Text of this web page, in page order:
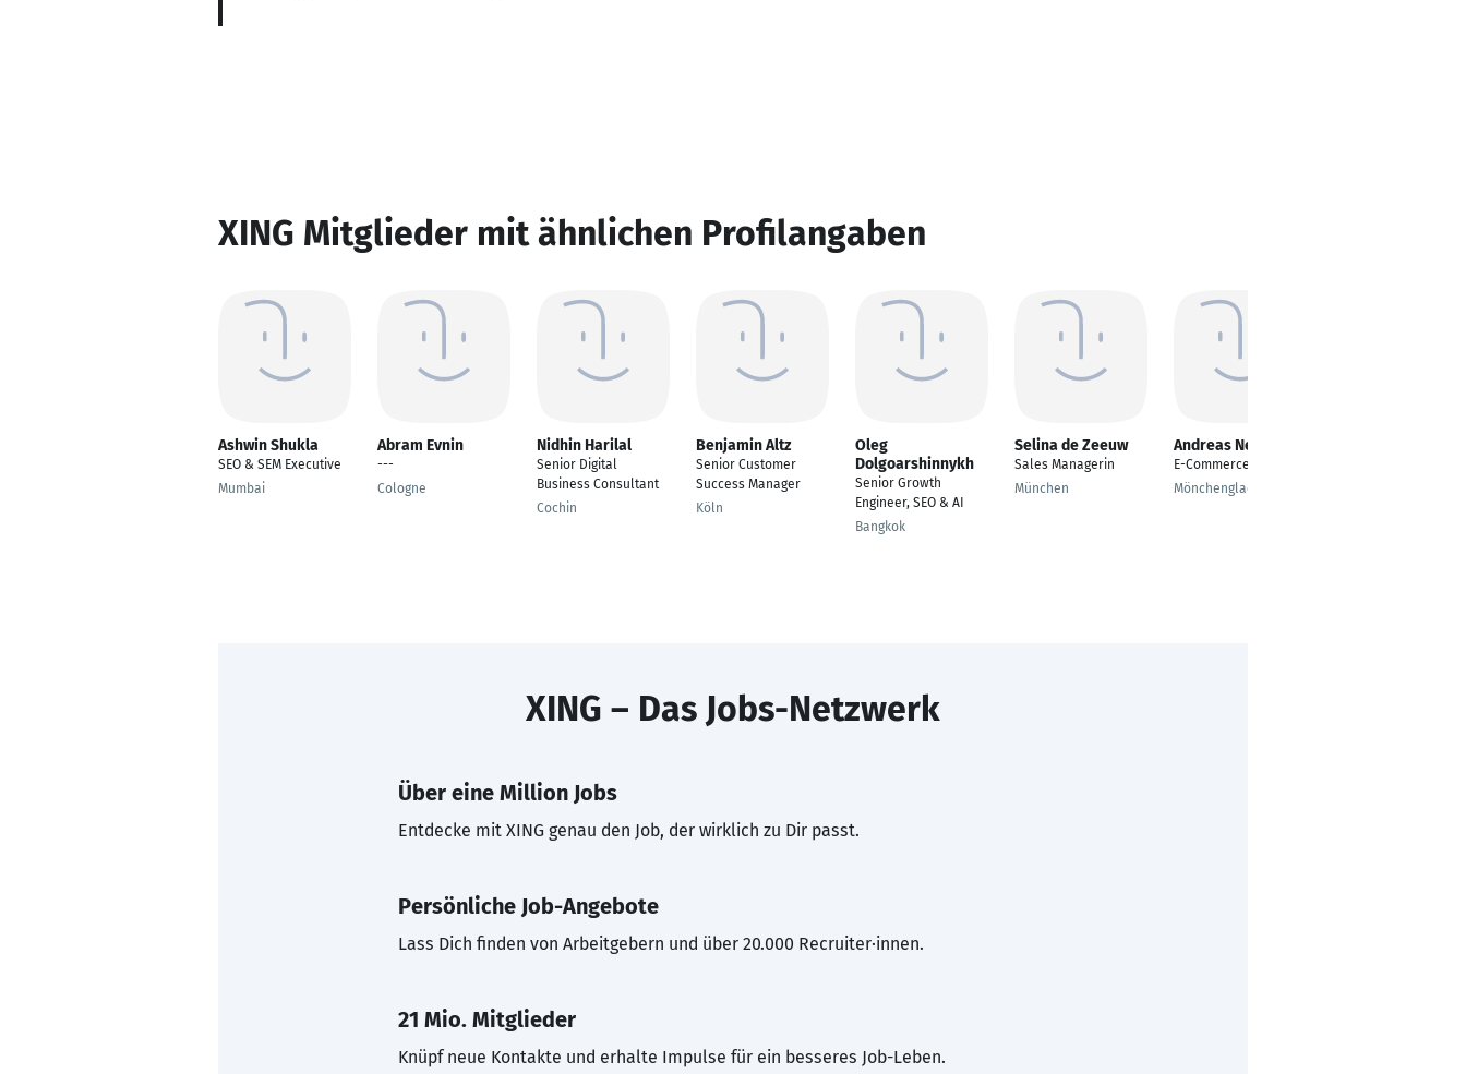
XING Mitglieder mit ähnlichen Profilangaben
Ashwin Shukla
SEO & SEM Executive
Mumbai
Abram Evnin
---
Cologne
Nidhin Harilal
Senior Digital
Business Consultant
Cochin
Benjamin Altz
Senior Customer
Success Manager
Köln
Oleg
Dolgoarshinnykh
Senior Growth
Engineer, SEO & AI
Bangkok
Selina de Zeeuw
Sales Managerin
München
Andreas Neiken
E-Commerce Manager
Mönchengladbach
XING – Das Jobs-Netzwerk
Über eine Million Jobs
Entdecke mit XING genau den Job, der wirklich zu Dir passt.
Persönliche Job-Angebote
Lass Dich finden von Arbeitgebern und über 20.000 Recruiter·innen.
21 Mio. Mitglieder
Knüpf neue Kontakte und erhalte Impulse für ein besseres Job-Leben.